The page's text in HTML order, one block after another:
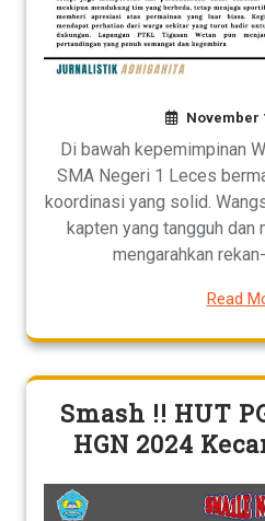
November
Di bawah kepemimpinan
SMA Negeri 1 Leces
koordinasi yang solid.
kapten yang tangguh dan
mengarahkan
Read
Smash !! HUT
HGN 2024